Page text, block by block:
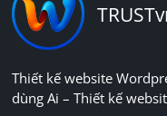
Thiết kế website
dùng Ai – Thiết kế